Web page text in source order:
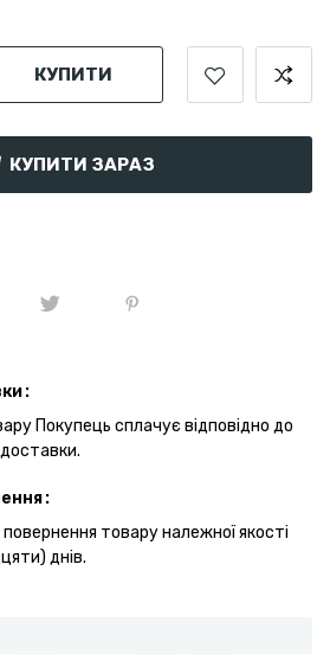
КУПИТИ
КУПИТИ ЗАРАЗ
Покупець сплачує відповідно до
товару належної якості
днів.